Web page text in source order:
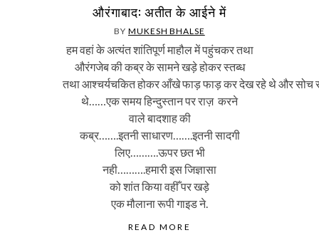
औरंगाबाद: अतीत के आईने में
BY MUKESH BHALSE
हम वहां के अत्यंत शांतिपूर्ण माहौल में पहुंचकर तथा
औरंगजेब की कब्र के सामने खड़े होकर स्तब्ध
तथा आश्चर्यचकित होकर आँखे फाड़ फाड़ कर देख रहे थे और सोच
थे……एक समय हिन्दुस्तान पर राज़ करने
वाले बादशाह की
कब्र…….इतनी साधारण…….इतनी सादगी
लिए……….ऊपर छत भी
नही……….हमारी इस जिज्ञासा
को शांत किया वहीँ पर खड़े
एक मौलाना रूपी गाइड ने.
READ MORE